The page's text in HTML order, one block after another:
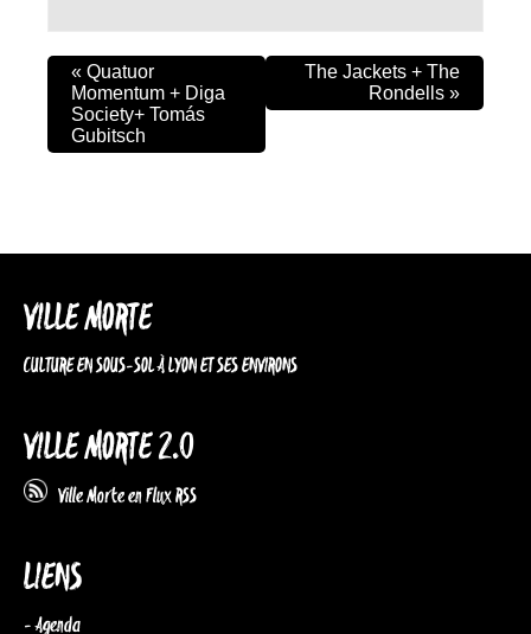
« Quatuor
Momentum + Diga
Society+ Tomás
Gubitsch
The Jackets + The
Rondells »
VILLE MORTE
CULTURE EN SOUS-SOL À LYON ET SES ENVIRONS
VILLE MORTE 2.0
Ville Morte en Flux RSS
LIENS
- Agenda